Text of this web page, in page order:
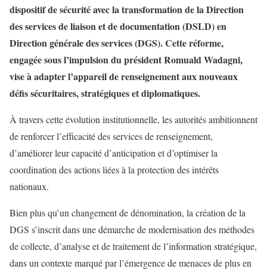
dispositif de sécurité avec la transformation de la Direction
des services de liaison et de documentation (DSLD) en
Direction générale des services (DGS). Cette réforme,
engagée sous l’impulsion du président Romuald Wadagni,
vise à adapter l’appareil de renseignement aux nouveaux
défis sécuritaires, stratégiques et diplomatiques.
À travers cette évolution institutionnelle, les autorités ambitionnent
de renforcer l’efficacité des services de renseignement,
d’améliorer leur capacité d’anticipation et d’optimiser la
coordination des actions liées à la protection des intérêts
nationaux.
Bien plus qu’un changement de dénomination, la création de la
DGS s’inscrit dans une démarche de modernisation des méthodes
de collecte, d’analyse et de traitement de l’information stratégique,
dans un contexte marqué par l’émergence de menaces de plus en